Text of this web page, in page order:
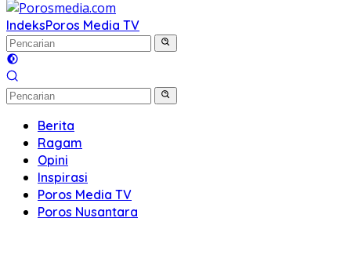
IndeksPoros Media TV
Berita
Ragam
Opini
Inspirasi
Poros Media TV
Poros Nusantara